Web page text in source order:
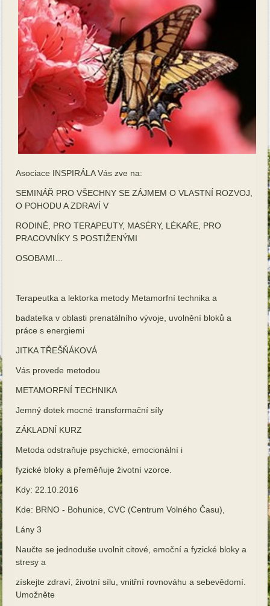
Asociace INSPIRÁLA Vás zve na:
SEMINÁŘ PRO VŠECHNY SE ZÁJMEM O VLASTNÍ ROZVOJ,
O POHODU A ZDRAVÍ V
RODINĚ, PRO TERAPEUTY, MASÉRY, LÉKAŘE, PRO
PRACOVNÍKY S POSTIŽENÝMI
OSOBAMI…
Terapeutka a lektorka metody Metamorfní technika a
badatelka v oblasti prenatálního vývoje, uvolnění bloků a
práce s energiemi
JITKA TŘEŠŇÁKOVÁ
Vás provede metodou
METAMORFNÍ TECHNIKA
Jemný dotek mocné transformační síly
ZÁKLADNÍ KURZ
Metoda odstraňuje psychické, emocionální i
fyzické bloky a přeměňuje životní vzorce.
Kdy: 22.10.2016
Kde: BRNO - Bohunice, CVC (Centrum Volného Času),
Lány 3
Naučte se jednoduše uvolnit citové, emoční a fyzické bloky a
stresy a
získejte zdraví, životní sílu, vnitřní rovnováhu a sebevědomí.
Umožněte